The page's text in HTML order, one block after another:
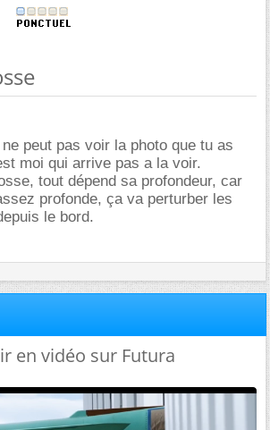
peut pas voir la photo que tu as
moi qui arrive pas a la voir.
tout dépend sa profondeur, car
profonde, ça va perturber les
le bord.
en vidéo sur Futura